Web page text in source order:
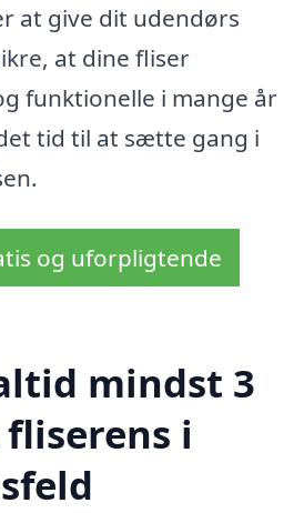
at give dit udendørs
at dine fliser
funktionelle i mange år
tid til at sætte gang i
og uforpligtende
mindst 3
i